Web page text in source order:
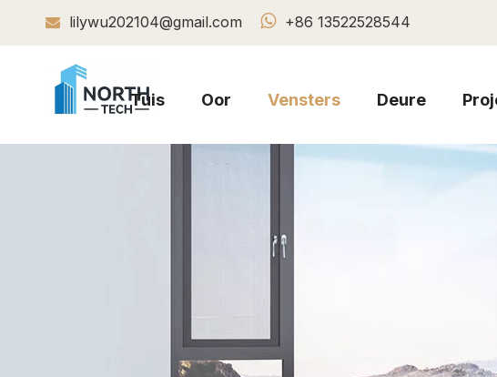
 lilywu202104@gmail.com  +86 13522528544
Tuis Oor Vensters Deure